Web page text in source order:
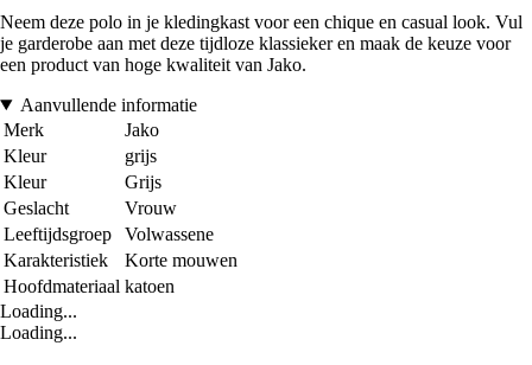
Neem deze polo in je kledingkast voor een chique en casual look. Vul
je garderobe aan met deze tijdloze klassieker en maak de keuze voor
een product van hoge kwaliteit van Jako.
Aanvullende informatie
Merk
Jako
Kleur
grijs
Kleur
Grijs
Geslacht
Vrouw
Leeftijdsgroep
Volwassene
Karakteristiek
Korte mouwen
Hoofdmateriaal katoen
Loading...
Loading...